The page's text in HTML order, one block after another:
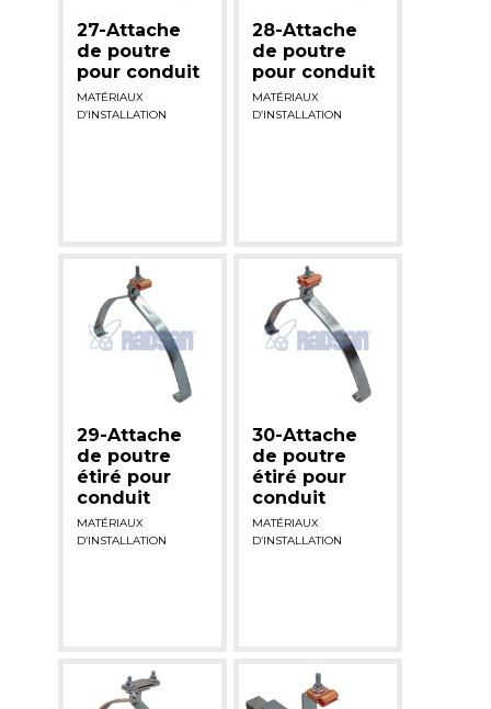
27-Attache
de poutre
pour conduit
MATÉRIAUX
D’INSTALLATION
28-Attache
de poutre
pour conduit
MATÉRIAUX
D’INSTALLATION
29-Attache
de poutre
étiré pour
conduit
MATÉRIAUX
D’INSTALLATION
30-Attache
de poutre
étiré pour
conduit
MATÉRIAUX
D’INSTALLATION